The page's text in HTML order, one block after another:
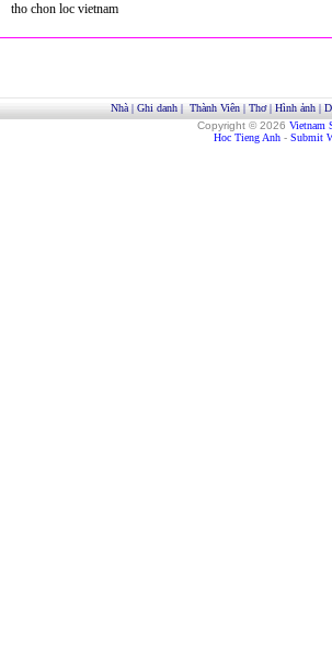
tho chon loc vietnam
Nhà| Ghi danh| Thành Viên| Thơ| Hình ảnh|
Copyright © 2026 Vietnam
Hoc Tieng Anh - Submit